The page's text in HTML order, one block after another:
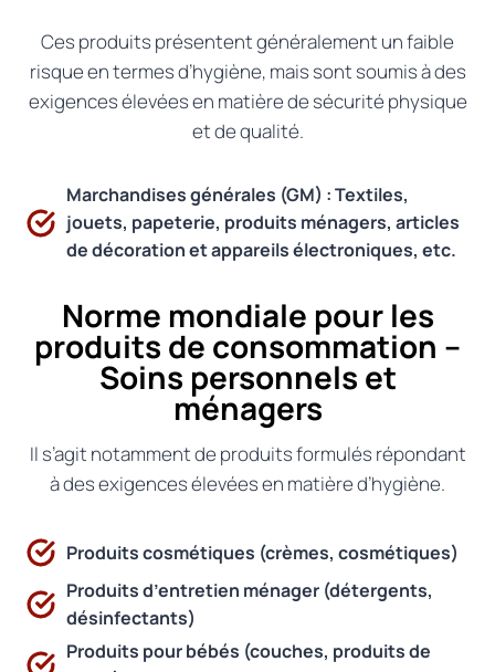
Ces produits présentent généralement un faible
risque en termes d’hygiène, mais sont soumis à des
exigences élevées en matière de sécurité physique
et de qualité.
Marchandises générales (GM) : Textiles,
jouets, papeterie, produits ménagers, articles
de décoration et appareils électroniques, etc.
Norme mondiale pour les
produits de consommation –
Soins personnels et
ménagers
Il s’agit notamment de produits formulés répondant
à des exigences élevées en matière d’hygiène.
Produits cosmétiques (crèmes, cosmétiques)
Produits d’entretien ménager (détergents,
désinfectants)
Produits pour bébés (couches, produits de